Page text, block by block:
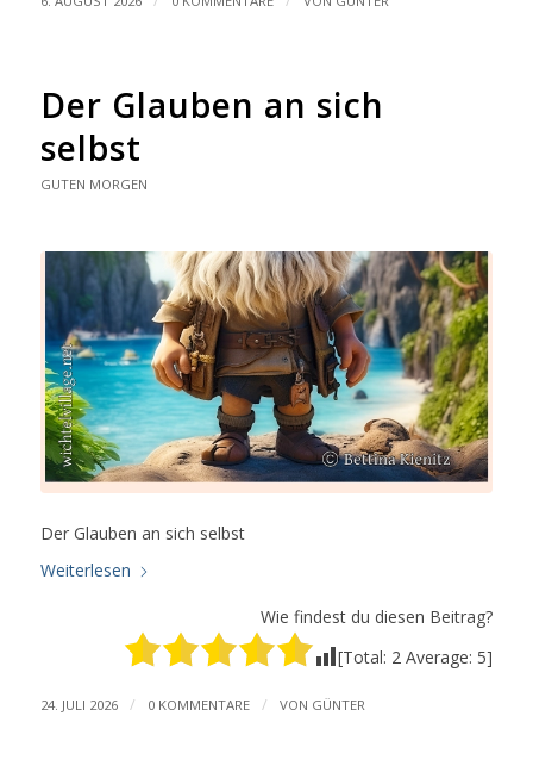
Der Glauben an sich
selbst
GUTEN MORGEN
Der Glauben an sich selbst
Weiterlesen
Wie findest du diesen Beitrag?
[Total: 2 Average: 5]
24. JULI 2026 / 0 KOMMENTARE / VON GÜNTER